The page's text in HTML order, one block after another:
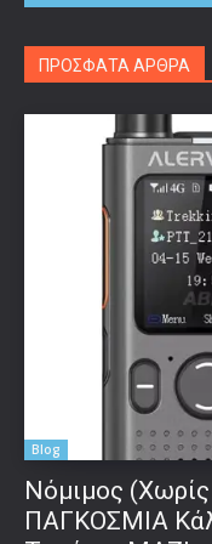
ΠΡΟΣΦΑΤΑ ΑΡΘΡΑ
Blog
Νόμιμος
ΠΑΓΚΟΣΜΙΑ